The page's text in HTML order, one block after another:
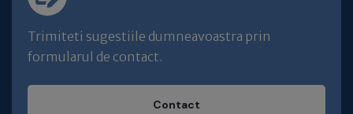
Trimiteti sugestiile dumneavoastra prin
formularul de contact.
Contact